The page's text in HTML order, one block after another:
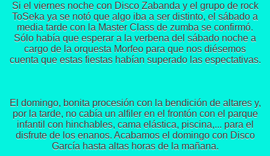
Si el viernes noche con Disco Zabanda y el grupo de rock
ToSeka ya se notó que algo iba a ser distinto, el sábado a
media tarde con la Master Class de zumba se confirmó.
Sólo había que esperar a la verbena del sábado noche a
cargo de la orquesta Morfeo para que nos diésemos
cuenta que estas fiestas habían superado las espectativas.
El domingo, bonita procesión con la bendición de altares y,
por la tarde, no cabía un alfiler en el frontón con el parque
infantil con hinchables, cama elástica, piscina,... para el
disfrute de los enanos. Acabamos el domingo con Disco
García hasta altas horas de la mañana.